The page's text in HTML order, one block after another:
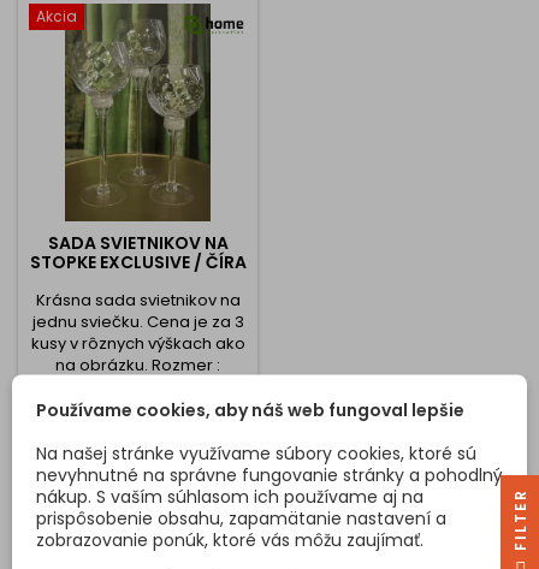
Akcia
SADA SVIETNIKOV NA
STOPKE EXCLUSIVE / ČÍRA
Krásna sada svietnikov na
jednu sviečku. Cena je za 3
kusy v rôznych výškach ako
na obrázku. Rozmer :
Priemer: 120 mm
Cena
37,81 €
 Vložiť do košíka
Používame cookies, aby náš web fungoval lepšie
Na našej stránke využívame súbory cookies, ktoré sú
nevyhnutné na správne fungovanie stránky a pohodlný
nákup. S vaším súhlasom ich používame aj na
prispôsobenie obsahu, zapamätanie nastavení a
zobrazovanie ponúk, ktoré vás môžu zaujímať.
R